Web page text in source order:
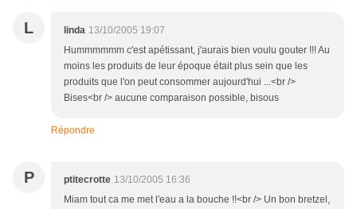
L linda 13/10/2005 19:07
Hummmmmm c'est apétissant, j'aurais bien voulu gouter !!! Au
moins les produits de leur époque était plus sein que les
produits que l'on peut consommer aujourd'hui ...<br />
Bises<br /> aucune comparaison possible, bisous
Répondre
P ptitecrotte 13/10/2005 16:36
Miam tout ca me met l'eau a la bouche !!<br /> Un bon bretzel,